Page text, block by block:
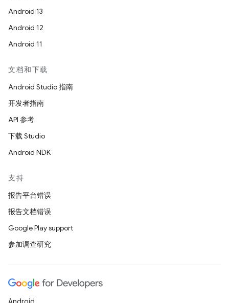
Android 13
Android 12
Android 11
文档和下载
Android Studio 指南
开发者指南
API 参考
下载 Studio
Android NDK
支持
报告平台错误
报告文档错误
Google Play support
参加调查研究